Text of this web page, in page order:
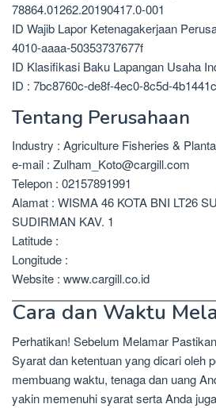
78864.01262.20190417.0-001
ID Wajib Lapor Ketenagakerjaan
4010-aaaa-50353737677f
ID Klasifikasi Baku Lapangan Usaha
ID : 7bc8760c-de8f-4ec0-8c5d-
Tentang Perusahaan
Industry : Agriculture Fisheries &
e-mail : Zulham_Koto@cargill.com
Telepon : 02157891991
Alamat : WISMA 46 KOTA BNI LT26
SUDIRMAN KAV. 1
Latitude :
Longitude :
Website : www.cargill.co.id
Cara dan Waktu
Perhatikan! Sebelum Melamar
Syarat dan ketentuan yang dicari oleh
membuang waktu, tenaga dan uang
yakin memenuhi syarat serta Anda